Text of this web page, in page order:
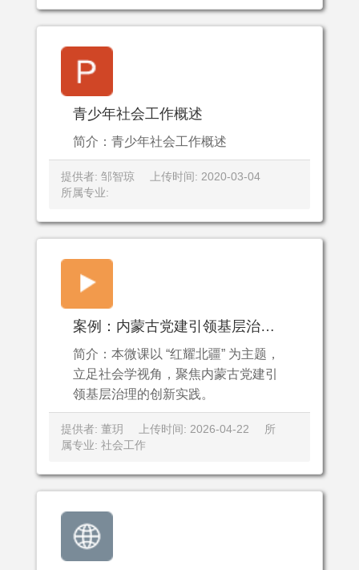
青少年社会工作概述
简介：青少年社会工作概述
提供者: 邹智琼
上传时间: 2020-03-04
所属专业:
案例：内蒙古党建引领基层治理的创新实践.mp4
简介：本微课以 “红耀北疆” 为主题，
立足社会学视角，聚焦内蒙古党建引
领基层治理的创新实践。
提供者: 董玥 上传时间: 2026-04-22
所
属专业: 社会工作